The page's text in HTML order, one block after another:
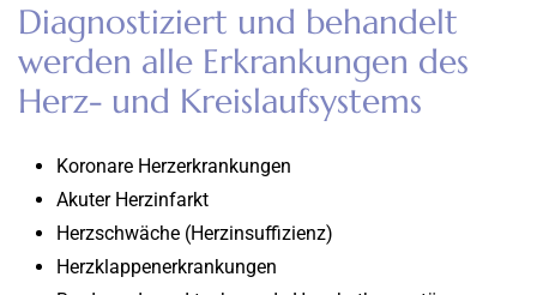
Diagnostiziert und behandelt
werden alle Erkrankungen des
Herz- und Kreislaufsystems
Koronare Herzerkrankungen
Akuter Herzinfarkt
Herzschwäche (Herzinsuffizienz)
Herzklappenerkrankungen